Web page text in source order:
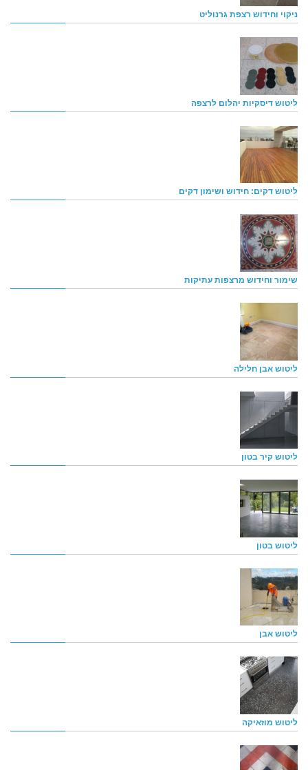
ניקוי וחידוש רצפת גרנוליט
ליטוש דיסקיות יהלום לרצפה
ליטוש דקים: חידוש ושימון דקים
שימור וחידוש מרצפות עתיקות
ליטוש אבן חלילה
ליטוש קיר בטון
ליטוש בטון
ליטוש אבן
ליטוש מוזאיקה